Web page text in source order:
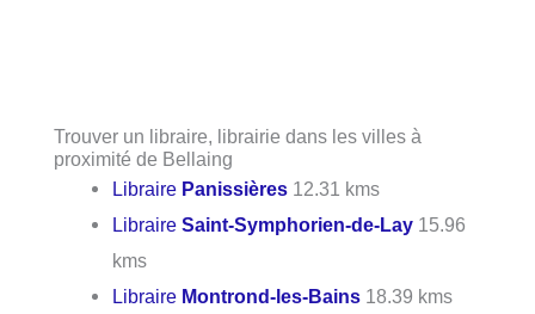
Trouver un libraire, librairie dans les villes à
proximité de Bellaing
Libraire Panissières 12.31 kms
LibraireSaint-Symphorien-de-Lay 15.96
kms
Libraire Montrond-les-Bains 18.39 kms